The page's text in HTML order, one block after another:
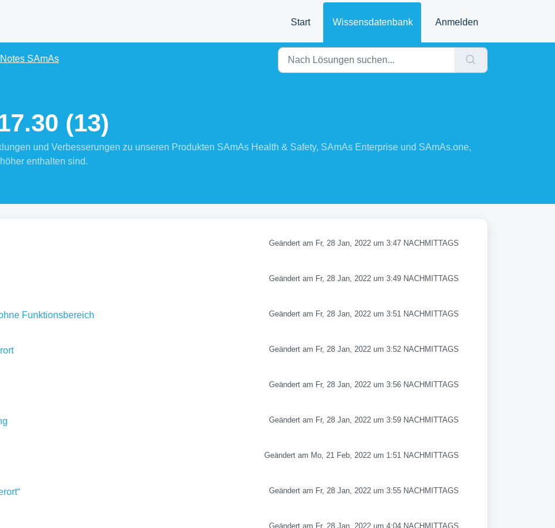
Start Wissensdatenbank Anmelden
SAmAs
(13)
und Verbesserungen zu unseren Produkten SAmAs Health & Safety, SAmAs Enterprise und SAmAs.one,
enthalten sind.
Geändert am Fr, 28 Jan, 2022 um 3:47 NACHMITTAGS
Geändert am Fr, 28 Jan, 2022 um 3:49 NACHMITTAGS
Funktionsbereich Geändert am Fr, 28 Jan, 2022 um 3:51 NACHMITTAGS
Geändert am Fr, 28 Jan, 2022 um 3:52 NACHMITTAGS
Geändert am Fr, 28 Jan, 2022 um 3:56 NACHMITTAGS
Geändert am Fr, 28 Jan, 2022 um 3:59 NACHMITTAGS
Geändert am Mo, 21 Feb, 2022 um 1:51 NACHMITTAGS
Geändert am Fr, 28 Jan, 2022 um 3:55 NACHMITTAGS
Geändert am Fr, 28 Jan, 2022 um 4:04 NACHMITTAGS